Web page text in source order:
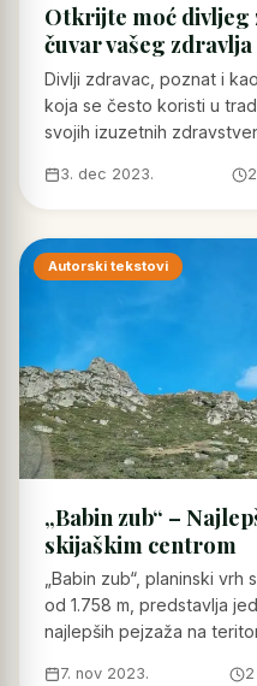
Otkrijte moć divljeg
čuvar vašeg
Divlji zdravac, poznat i
koja se često koristi u
svojih izuzetnih
3. dec 2023.
Autorski tekstovi
„Babin zub“ –
skijaškim centrom
„Babin zub“, planinski
od 1.758 m, predstavlja
najlepših pejzaža na
7. nov 2023. 2